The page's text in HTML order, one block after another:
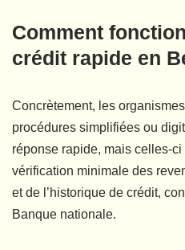
Comment
crédit rapide en
Concrètement, les
procédures simplifiées ou
réponse rapide, mais celles-
vérification minimale des
et de l’historique de crédit,
Banque nationale.